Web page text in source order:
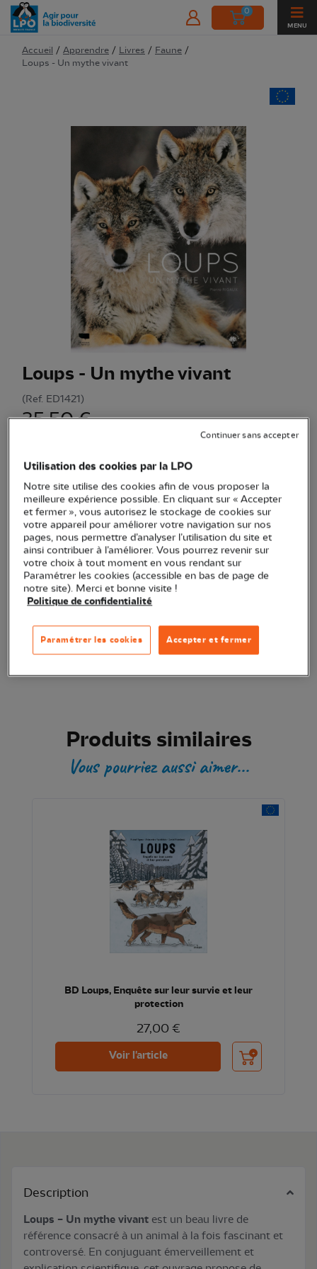
0
MENU
Accueil / Apprendre / Livres / Faune /
Loups - Un mythe vivant
Loups - Un mythe vivant
(Ref. ED1421 )
35,50 €
Beau livre sur les loups et leur complexe cohabitation avec
l’homme, mêlant récit, science et observations terrain d'un
Quantité
En stock
Ajouter au panier
Transaction sécurisée
Produits similaires
Vous pourriez aussi aimer...
BD Loups, Enquête sur leur survie et leur
protection
27,00 €
Voir l'article Ajouter au panier
Description
Loups – Un mythe vivant est un beau livre de
référence consacré à un animal à la fois fascinant et
controversé. En conjuguant émerveillement et
Utilisation des cookies par la LPO
Notre site utilise des cookies afin de vous proposer la
meilleure expérience possible. En cliquant sur « Accepter
et fermer », vous autorisez le stockage de cookies sur
votre appareil pour améliorer votre navigation sur nos
pages, nous permettre d’analyser l’utilisation du site et
ainsi contribuer à l’améliorer. Vous pourrez revenir sur
votre choix à tout moment en vous rendant sur
Paramétrer les cookies (accessible en bas de page de
notre site). Merci et bonne visite !
Politique de confidentialité
Accepter et fermer
Paramétrer les cookies
Continuer sans accepter